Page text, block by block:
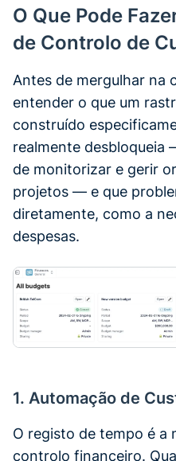
O Que Pode
de Controlo de
Antes de mergulhar na
entender o que um
construído
realmente desbloqueia
de monitorizar e gerir
projetos — e que
diretamente, como a
despesas.
1. Automação de
O registo de tempo é a
controlo financeiro.